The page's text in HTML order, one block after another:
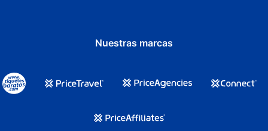
Nuestras marcas